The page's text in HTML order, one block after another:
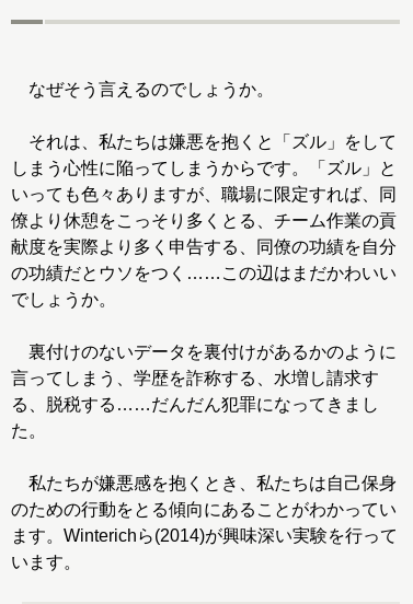
なぜそう言えるのでしょうか。
それは、私たちは嫌悪を抱くと「ズル」をして
しまう心性に陥ってしまうからです。「ズル」と
いっても色々ありますが、職場に限定すれば、同
僚より休憩をこっそり多くとる、チーム作業の貢
献度を実際より多く申告する、同僚の功績を自分
の功績だとウソをつく……この辺はまだかわいい
でしょうか。
裏付けのないデータを裏付けがあるかのように
言ってしまう、学歴を詐称する、水増し請求す
る、脱税する……だんだん犯罪になってきまし
た。
私たちが嫌悪感を抱くとき、私たちは自己保身
のための行動をとる傾向にあることがわかってい
ます。Winterichら(2014)が興味深い実験を行って
います。